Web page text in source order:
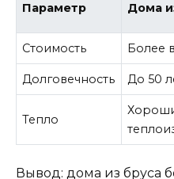
Параметр Дома
Стоимость Более
Долговечность До 50
Тепло
Вывод: дома из бруса